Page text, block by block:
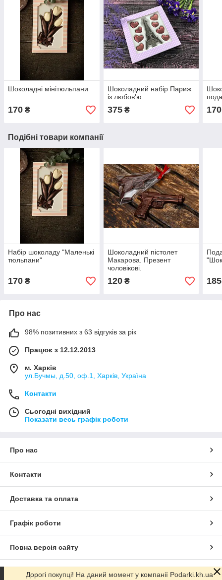
Шоколадні мінітюльпани
170 ₴
Шоколадний набір Париж
із любов'ю
375₴ 170
Подібні товари компанії
Набір шоколаду "Маленькі
тюльпани"
170 ₴
Шоколадний пістолет
Макарова. Презент
чоловікові.
120₴ 185
Про нас
98% позитивних з 63 відгуків за рік
Працює з 12.12.2013
м. Харків
ул.Бучмы, д.50, оф.1, Харків, Україна
Контакти
Сьогодні вихідний
Показати весь графік роботи
Про нас
Контакти
Доставка та оплата
Графік роботи
Повна версія сайту
Сайт створено на маркетплейсі
Дорогі покупці! На даний момент у компанії Podarki.kh.ua